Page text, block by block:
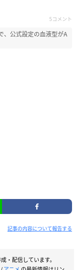
5コメント
、公式設定の血液型がA
記事の内容について報告する
・配信しています。